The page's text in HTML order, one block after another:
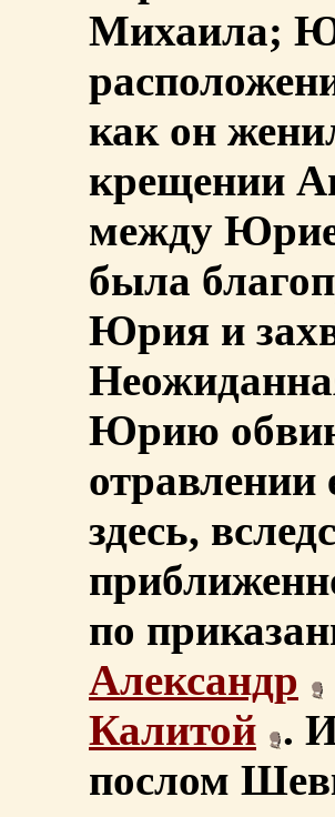
Михаила;
как он
крещении
между
была
Юрия и
Юрию
здесь,
по
Александр
Калитой .
послом